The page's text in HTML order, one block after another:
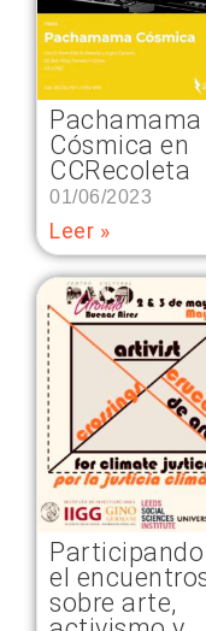
Pachamama
Cósmica en
CCRecoleta
01/06/2023
Leer »
Participando
el
sobre arte,